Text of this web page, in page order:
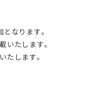
なります。
いたします。
たします。